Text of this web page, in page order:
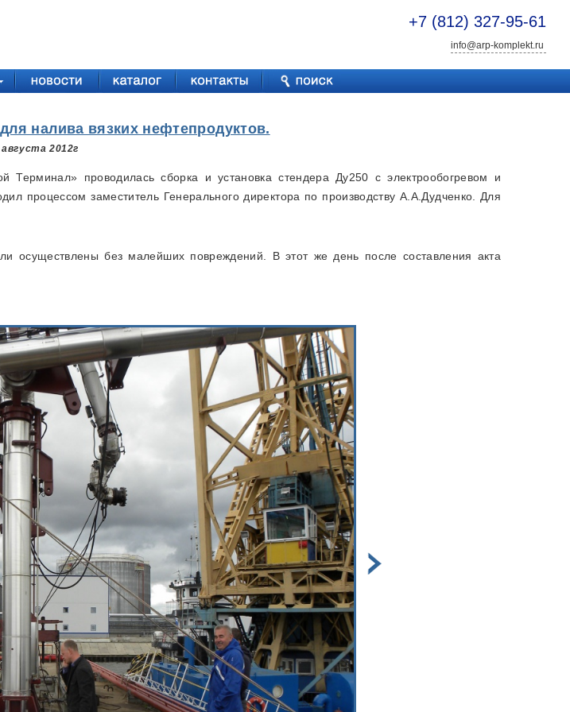
+7 (812) 327-95-61
info@arp-komplekt.ru
налива вязких нефтепродуктов.
августа 2012г
проводилась сборка и установка стендера Ду250 с электрообогревом и
процессом заместитель Генерального директора по производству А.А.Дудченко. Для
осуществлены без малейших повреждений. В этот же день после составления акта